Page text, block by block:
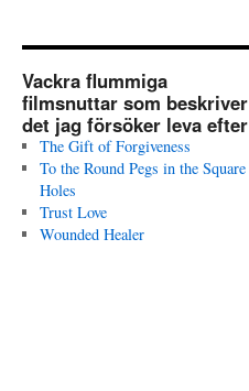
Vackra flummiga
filmsnuttar som beskriver
det jag försöker leva efter
The Gift of Forgiveness
To the Round Pegs in the Square
Holes
Trust Love
Wounded Healer